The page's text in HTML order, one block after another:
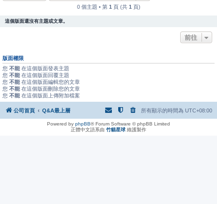
0 個主題 • 第 1 頁 (共 1 頁)
這個版面還沒有主題或文章。
前往
版面權限
您 不能 在這個版面發表主題
您 不能 在這個版面回覆主題
您 不能 在這個版面編輯您的文章
您 不能 在這個版面刪除您的文章
您 不能 在這個版面上傳附加檔案
公司首頁 Q&A最上層 所有顯示的時間為 UTC+08:00
Powered by phpBB® Forum Software © phpBB Limited
正體中文語系由 竹貓星球 維護製作